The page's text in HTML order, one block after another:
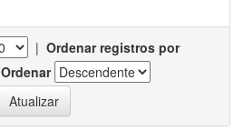
| Ordenar registros por
Ordenar